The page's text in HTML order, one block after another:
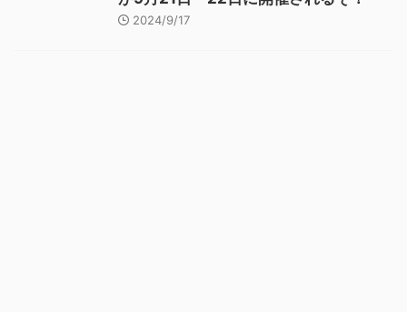
2024/9/17